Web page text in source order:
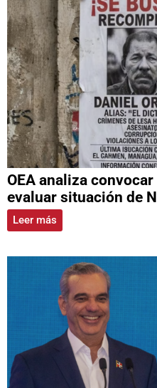
OEA analiza
evaluar situación de
Leer más